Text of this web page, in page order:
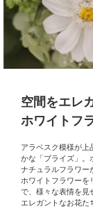
空間をエレ
ホワイトフ
アラベスク模様が上
かな「ブライズ」。
ナチュラルフラワー
ホワイトフラワーを
で、様々な表情を見
エレガントなお花た